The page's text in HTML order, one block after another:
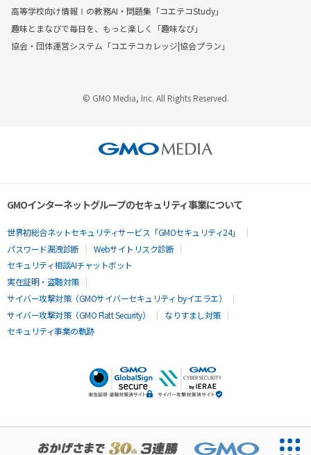
高等学校向け情報Ⅰの教務AI・問題集「コエテコStudy」
趣味とまなびで毎日を、もっと楽しく「趣味なび」
協会・団体運営システム「コエテコカレッジ|協会プラン」
© GMO Media, Inc. All Rights Reserved.
GMOインターネットグループのセキュリティ事業について
世界初総合ネットセキュリティサービス「GMOセキュリティ24」
パスワード漏洩診断
Webサイトリスク診断
セキュリティ相談AIチャットボット
実在証明・盗聴対策
サイバー攻撃対策（GMOサイバーセキュリティ byイエラエ）
サイバー攻撃対策（GMO Flatt Security）
なりすまし対策
セキュリティ事業の軌跡